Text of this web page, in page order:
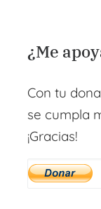
¿Me
Con tu
se cumpla
¡Gracias!